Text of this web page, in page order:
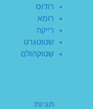
רודוס
רומא
רייקה
שטוטגרט
שטוקהולם
תגיות